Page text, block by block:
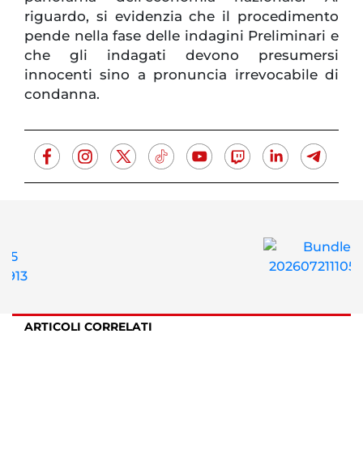
riguardo, si evidenzia che il procedimento
pende nella fase delle indagini Preliminari e
che gli indagati devono presumersi
innocenti sino a pronuncia irrevocabile di
condanna.
ARTICOLI CORRELATI